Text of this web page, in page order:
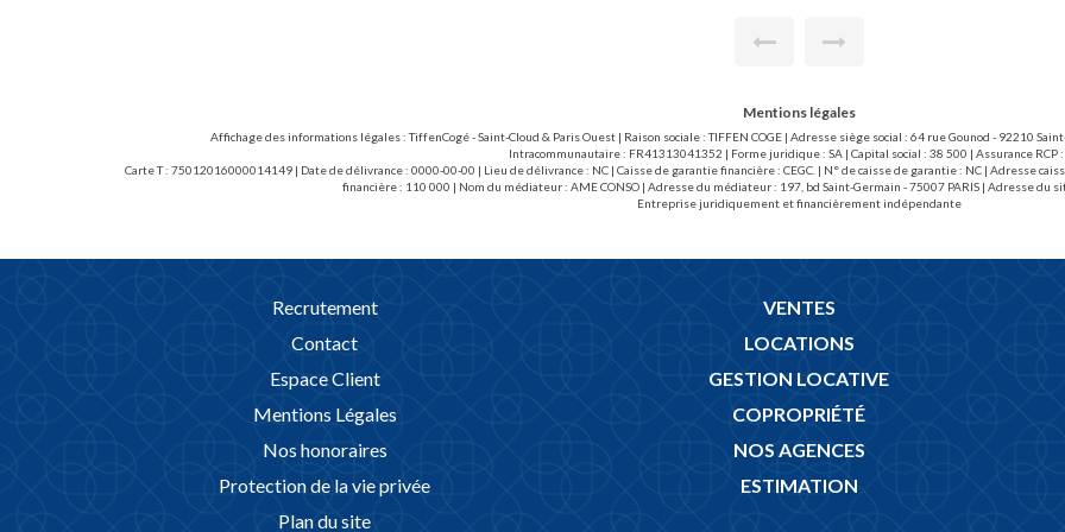
espace salle à manger, trois chambres dont une grande suite parentale avec
Mentions légales
Affichage des informations légales : TiffenCogé - Saint-Cloud & Paris Ouest | Raison sociale : TIFFEN COGE | Adresse siège social : 64 rue Gounod - 92210
Intracommunautaire : FR41313041352 | Forme juridique : SA | Capital social : 38 500 | Assurance RCP :
Carte T : 75012016000014149 | Date de délivrance : 0000-00-00 | Lieu de délivrance : NC | Caisse de garantie financière : CEGC. | N° de caisse de garantie : NC | Adresse
financière : 110 000 | Nom du médiateur : AME CONSO | Adresse du médiateur : 197, bd Saint-Germain - 75007 PARIS | Adresse du
Entreprise juridiquement et financièrement indépendante
Recrutement
Contact
Espace Client
Mentions Légales
Nos honoraires
Protection de la vie privée
Plan du site
VENTES
LOCATIONS
GESTION LOCATIVE
COPROPRIÉTÉ
NOS AGENCES
ESTIMATION